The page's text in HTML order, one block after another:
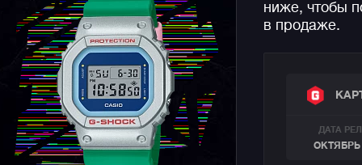
ниже, чтобы
в продаже.
ДАТА
ОКТЯБРЬ